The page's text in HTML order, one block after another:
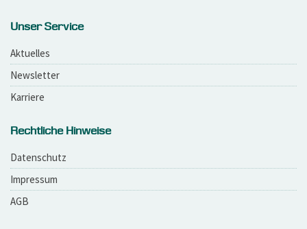
Unser Service
Aktuelles
Newsletter
Karriere
Rechtliche Hinweise
Datenschutz
Impressum
AGB